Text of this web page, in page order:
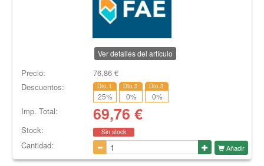
Ver detalles del artículo
Precio: 76,86€
Descuentos:
Dto.1
25%
Dto.2
0%
Dto.3
0%
Imp. Total: 69,76 €
Stock: Sin stock
Cantidad: Añadir